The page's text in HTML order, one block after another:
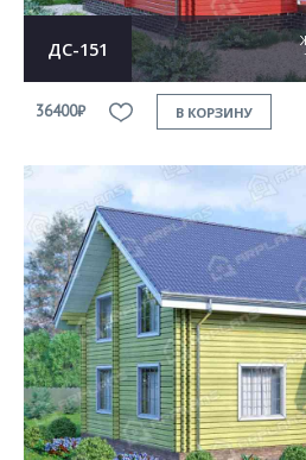
ДС-151
36400₽ В КОРЗИНУ